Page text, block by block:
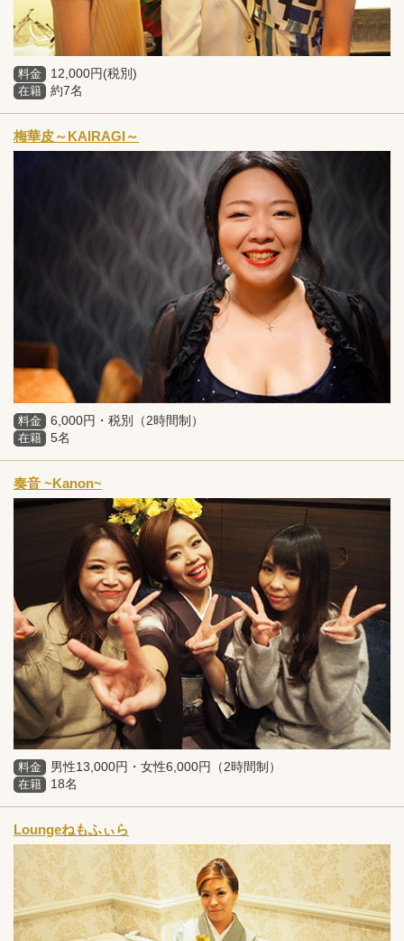
料金 12,000円(税別)
在籍 約7名
梅華皮～KAIRAGI～
料金 6,000円・税別（2時間制）
在籍 5名
奏音 ~Kanon~
料金 男性13,000円・女性6,000円（2時間制）
在籍 18名
Loungeねもふぃら